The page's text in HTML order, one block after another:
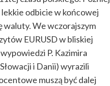
odbicie w końcowej
waluty. We wczorajszym
EURUSD w bliskiej
P. Kazimira
i Danii) wyrazili
muszą być dalej